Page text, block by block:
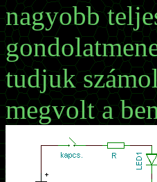
nagyobb
tudjuk
megvolt a